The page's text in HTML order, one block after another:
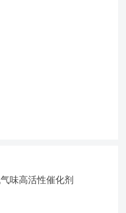
味高活性催化剂